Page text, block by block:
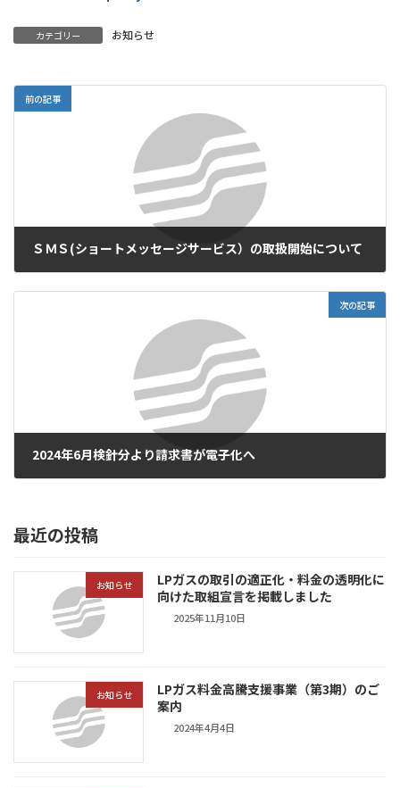
カテゴリー お知らせ
前の記事
ＳＭＳ(ショートメッセージサービス）の取扱開始について
次の記事
2024年6月検針分より請求書が電子化へ
最近の投稿
お知らせ
LPガスの取引の適正化・料金の透明化に
向けた取組宣言を掲載しました
2025年11月10日
お知らせ
LPガス料金高騰支援事業（第3期）のご
案内
2024年4月4日